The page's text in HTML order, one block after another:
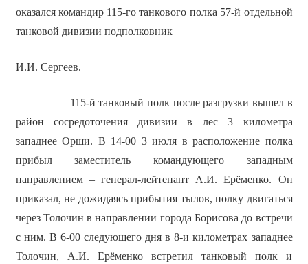
оказался командир 115-го танкового полка 57-й отдельной
танковой дивизии подполковник
И.И. Сергеев.
115-й танковый полк после разгрузки вышел в
район сосредоточения дивизии в лес 3 километра
западнее Орши. В 14-00 3 июля в расположение полка
прибыл заместитель командующего западным
направлением – генерал-лейтенант А.И. Ерёменко. Он
приказал, не дожидаясь прибытия тылов, полку двигаться
через Толочин в направлении города Борисова до встречи
с ним. В 6-00 следующего дня в 8-и километрах западнее
Толочин, А.И. Ерёменко встретил танковый полк и